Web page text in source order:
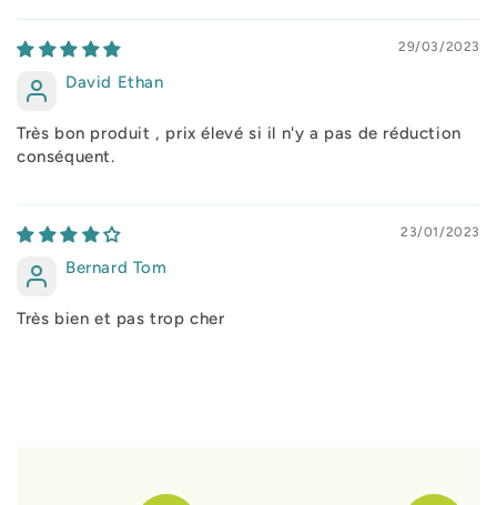
29/03/2023
David Ethan
Très bon produit , prix élevé si il n'y a pas de réduction
conséquent.
23/01/2023
Bernard Tom
Très bien et pas trop cher